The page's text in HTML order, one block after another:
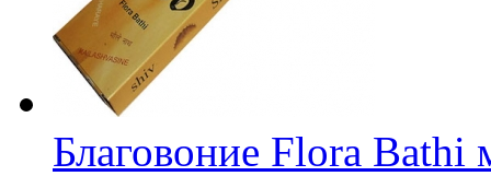
Благовоние Flora Bathi